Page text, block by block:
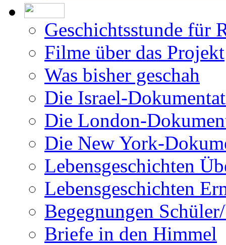
Geschichtsstunde für
Filme über das Projekt
Was bisher geschah
Die Israel-
Die London-
Die New York-
Lebensgeschichten
Lebensgeschichten
Begegnungen
Briefe in den Himmel